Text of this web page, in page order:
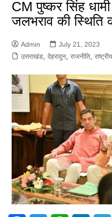
CM पुष्कर सिंह धामी
जलभराव की स्थिति
Admin
July 21, 2023
उत्तराखंड, देहरादून, राजनीति, राष्ट्रीय